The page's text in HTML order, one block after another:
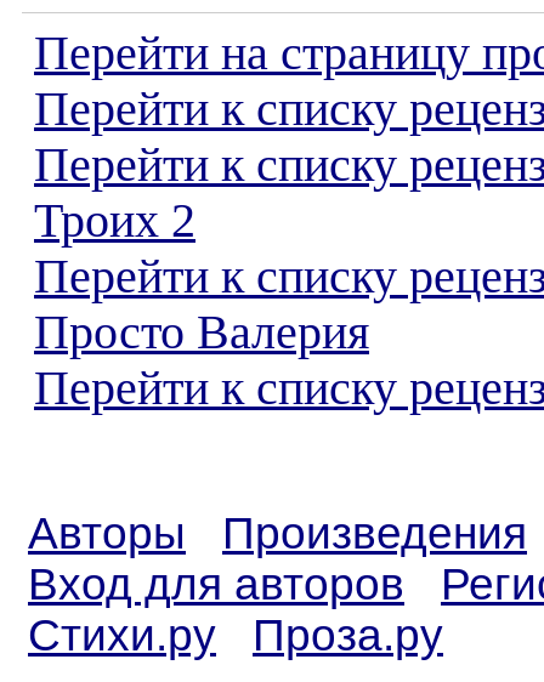
Перейти на страницу
Перейти к списку
Перейти к списку
Троих 2
Перейти к списку
Просто Валерия
Перейти к списку
Авторы
Произведения
Вход для авторов
Стихи.ру
Проза.ру